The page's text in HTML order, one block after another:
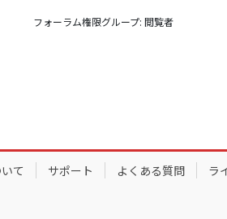
フォーラム権限グループ: 閲覧者
て サポート よくある質問 ラ